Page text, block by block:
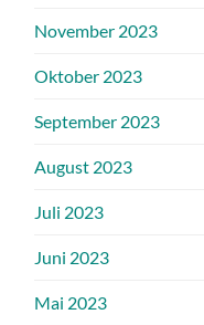
November 2023
Oktober 2023
September 2023
August 2023
Juli 2023
Juni 2023
Mai 2023